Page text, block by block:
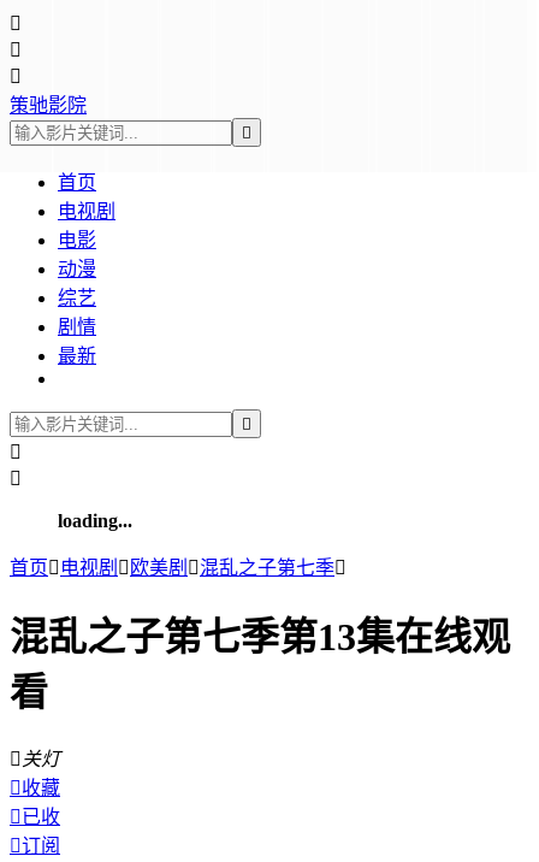



策驰影院

首页
电视剧
电影
动漫
综艺
剧情
最新



loading...
首页 电视剧  欧美剧 混乱之子第七季
混乱之子第七季第13集在线观
看
 关灯
收藏
已收
订阅